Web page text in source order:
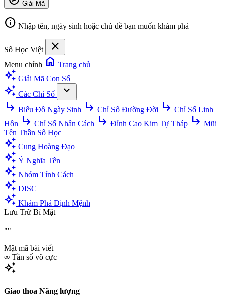
Giải Mã
info Nhập tên, ngày sinh hoặc chủ đề bạn muốn khám phá
Số Học Việt close
Menu chính home Trang chủ
auto_awesome Giải Mã Con Số
auto_awesome Các Chỉ Số
expand_more
subdirectory_arrow_right Biểu Đồ Ngày Sinh subdirectory_arrow_right Chỉ Số Đường Đời subdirectory_arrow_right Chỉ Số Linh
Hồn subdirectory_arrow_right Chỉ Số Nhân Cách subdirectory_arrow_right Đỉnh Cao Kim Tự Tháp subdirectory_arrow_right Mũi
Tên Thần Số Học
auto_awesome Cung Hoàng Đạo
auto_awesome Ý Nghĩa Tên
auto_awesome Nhóm Tính Cách
auto_awesome DISC
auto_awesome Khám Phá Định Mệnh
Lưu Trữ Bí Mật
""
Mật mã bài viết
∞ Tần số vô cực
auto_awesome
Giao thoa Năng lượng